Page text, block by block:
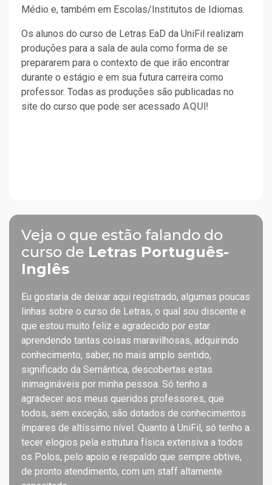
Médio e, também em Escolas/Institutos de Idiomas.
Os alunos do curso de Letras EaD da UniFil realizam
produções para a sala de aula como forma de se
prepararem para o contexto de que irão encontrar
durante o estágio e em sua futura carreira como
professor. Todas as produções são publicadas no
site do curso que pode ser acessado AQUI!
Veja o que estão falando do
curso de Letras Português-
Inglês
Eu gostaria de deixar aqui registrado, algumas poucas
linhas sobre o curso de Letras, o qual sou discente e
que estou muito feliz e agradecido por estar
aprendendo tantas coisas maravilhosas, adquirindo
conhecimento, saber, no mais amplo sentido,
significado da Semântica, descobertas estas
inimagináveis por minha pessoa. Só tenho a
agradecer aos meus queridos professores, que
todos, sem exceção, são dotados de conhecimentos
ímpares de altíssimo nível. Quanto à UniFil, só tenho a
tecer elogios pela estrutura física extensiva a todos
os Polos, pelo apoio e respaldo que sempre obtive,
de pronto atendimento, com um staff altamente